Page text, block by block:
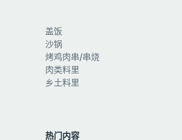
盖饭
沙锅
烤鸡肉串/串烧
肉类料里
乡土料里
热门内容